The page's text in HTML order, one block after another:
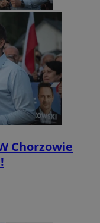
Chorzowie